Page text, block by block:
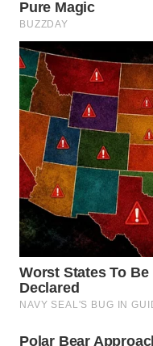
LAWAS
WN
SUMEDANG
WN
CIANJUR
WN
KEPULAUAN
SERIBU
WN
TANGERANG
WN